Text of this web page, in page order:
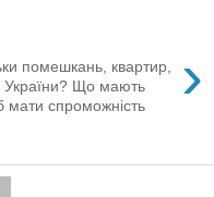
›
помешкань, квартир,
України? Що мають
мати спроможність